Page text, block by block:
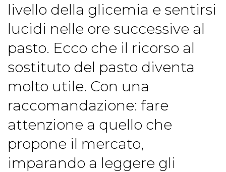
livello della glicemia e sentirsi
lucidi nelle ore successive al
pasto. Ecco che il ricorso al
sostituto del pasto diventa
molto utile. Con una
raccomandazione: fare
attenzione a quello che
propone il mercato,
imparando a leggere gli